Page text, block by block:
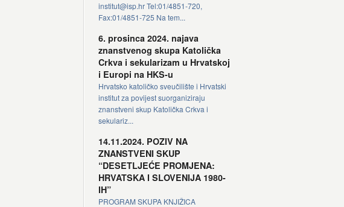
institut@isp.hr Tel:01/4851-720,
Fax:01/4851-725 Na tem...
6. prosinca 2024. najava
znanstvenog skupa Katolička
Crkva i sekularizam u Hrvatskoj
i Europi na HKS-u
Hrvatsko katoličko sveučilište i Hrvatski
institut za povijest suorganiziraju
znanstveni skup Katolička Crkva i
sekulariz...
14.11.2024. POZIV NA
ZNANSTVENI SKUP
“DESETLJEĆE PROMJENA:
HRVATSKA I SLOVENIJA 1980-
IH”
PROGRAM SKUPA KNJIŽICA